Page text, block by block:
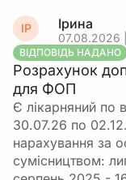
ІР Ірина
07.08.2026
ВІДПОВІДЬ НАДАНО
Розрахунок
для ФОП
Є лікарняний по
30.07.26 по
нарахування за
сумісництвом: